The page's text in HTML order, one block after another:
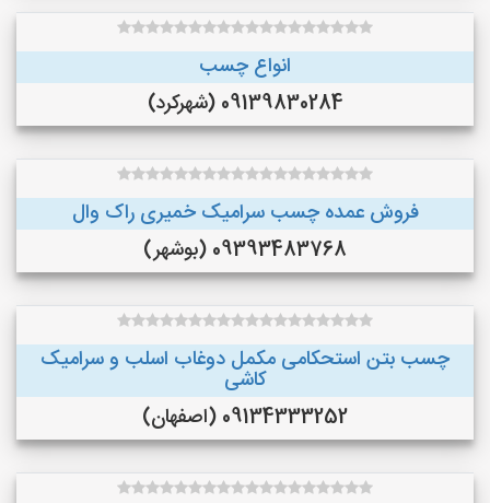
انواع چسب
09139830284 (شهرکرد)
فروش عمده چسب سرامیک خمیری راک وال
09393483768 (بوشهر)
چسب بتن استحکامی مکمل دوغاب اسلب و سرامیک
کاشی
09134333252 (اصفهان)